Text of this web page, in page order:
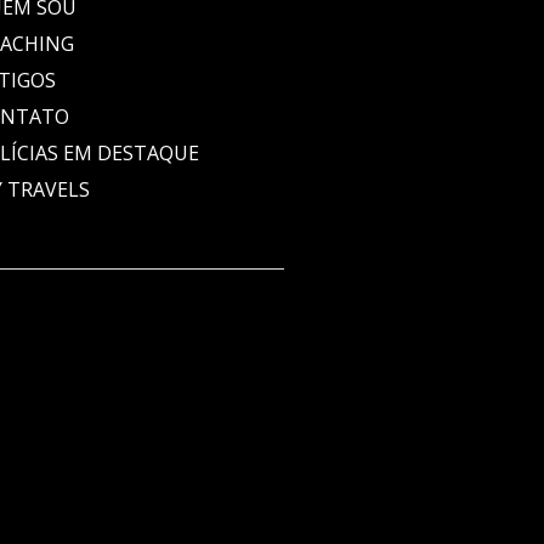
SOU
EM DESTAQUE
TRAVELS